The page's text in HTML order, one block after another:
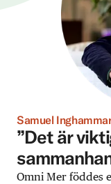
Samuel
”Det är
Omni Mer föddes